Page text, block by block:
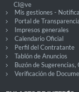
Cl@ve
Mis gestiones -
Portal de
Impresos generales
Calendario Oficial
Perfil del Contratante
Tablón de Anuncios
Buzón de Sugerencias,
Verificación de